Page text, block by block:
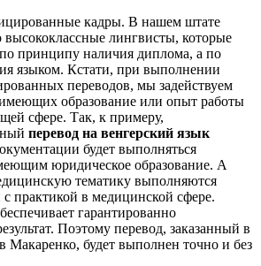
кадры. В нашем штате
высококлассные лингвисты, которые
принципу наличия диплома, а по
языком. Кстати, при выполнении
переводов, мы задействуем
образование или опыт работы
сфере. Так, к примеру,
перевод на венгерский язык
будет выполняться
юридическое образование. А
тематику выполняются
практикой в медицинской сфере.
гарантированно
Поэтому перевод, заказанный в
Макаренко, будет выполнен точно и без